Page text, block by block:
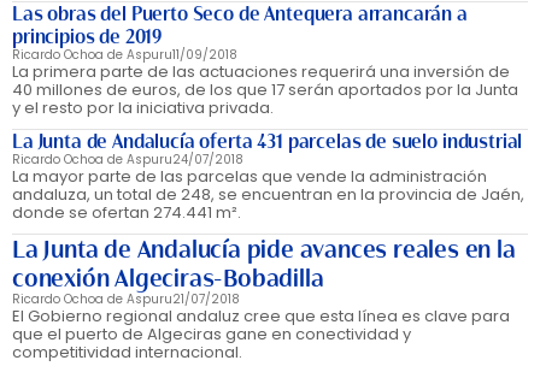
Las obras del Puerto Seco de Antequera arrancarán a
principios de 2019
Ricardo Ochoa de Aspuru11/09/2018
La primera parte de las actuaciones requerirá una inversión de
40 millones de euros, de los que 17 serán aportados por la Junta
y el resto por la iniciativa privada.
La Junta de Andalucía oferta 431 parcelas de suelo industrial
Ricardo Ochoa de Aspuru24/07/2018
La mayor parte de las parcelas que vende la administración
andaluza, un total de 248, se encuentran en la provincia de Jaén,
donde se ofertan 274.441 m².
La Junta de Andalucía pide avances reales en la
conexión Algeciras-Bobadilla
Ricardo Ochoa de Aspuru21/07/2018
El Gobierno regional andaluz cree que esta línea es clave para
que el puerto de Algeciras gane en conectividad y
competitividad internacional.